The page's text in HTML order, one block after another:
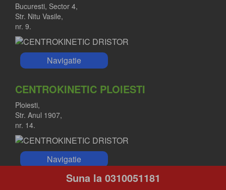
Bucuresti, Sector 4,
Str. Nitu Vasile,
nr. 9.
Navigatie
CENTROKINETIC PLOIESTI
Ploiesti,
Str. Anul 1907,
nr. 14.
Navigatie
Suna la 0310051181